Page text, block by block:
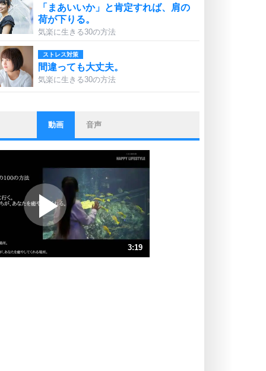
「まあいいか」と肯定すれば、肩の
荷が下りる。
気楽に生きる30の方法
ストレス対策
間違っても大丈夫。
気楽に生きる30の方法
ストレス対策
他人と比べない。
いっそのこと、他人を見ない。
プラス思考
ポジティブになれない原因は、行動
しないから。
ポジティブ思考になる30の方法
ストレス対策
人生、なんとかなるもの。
動画 音声
3:19